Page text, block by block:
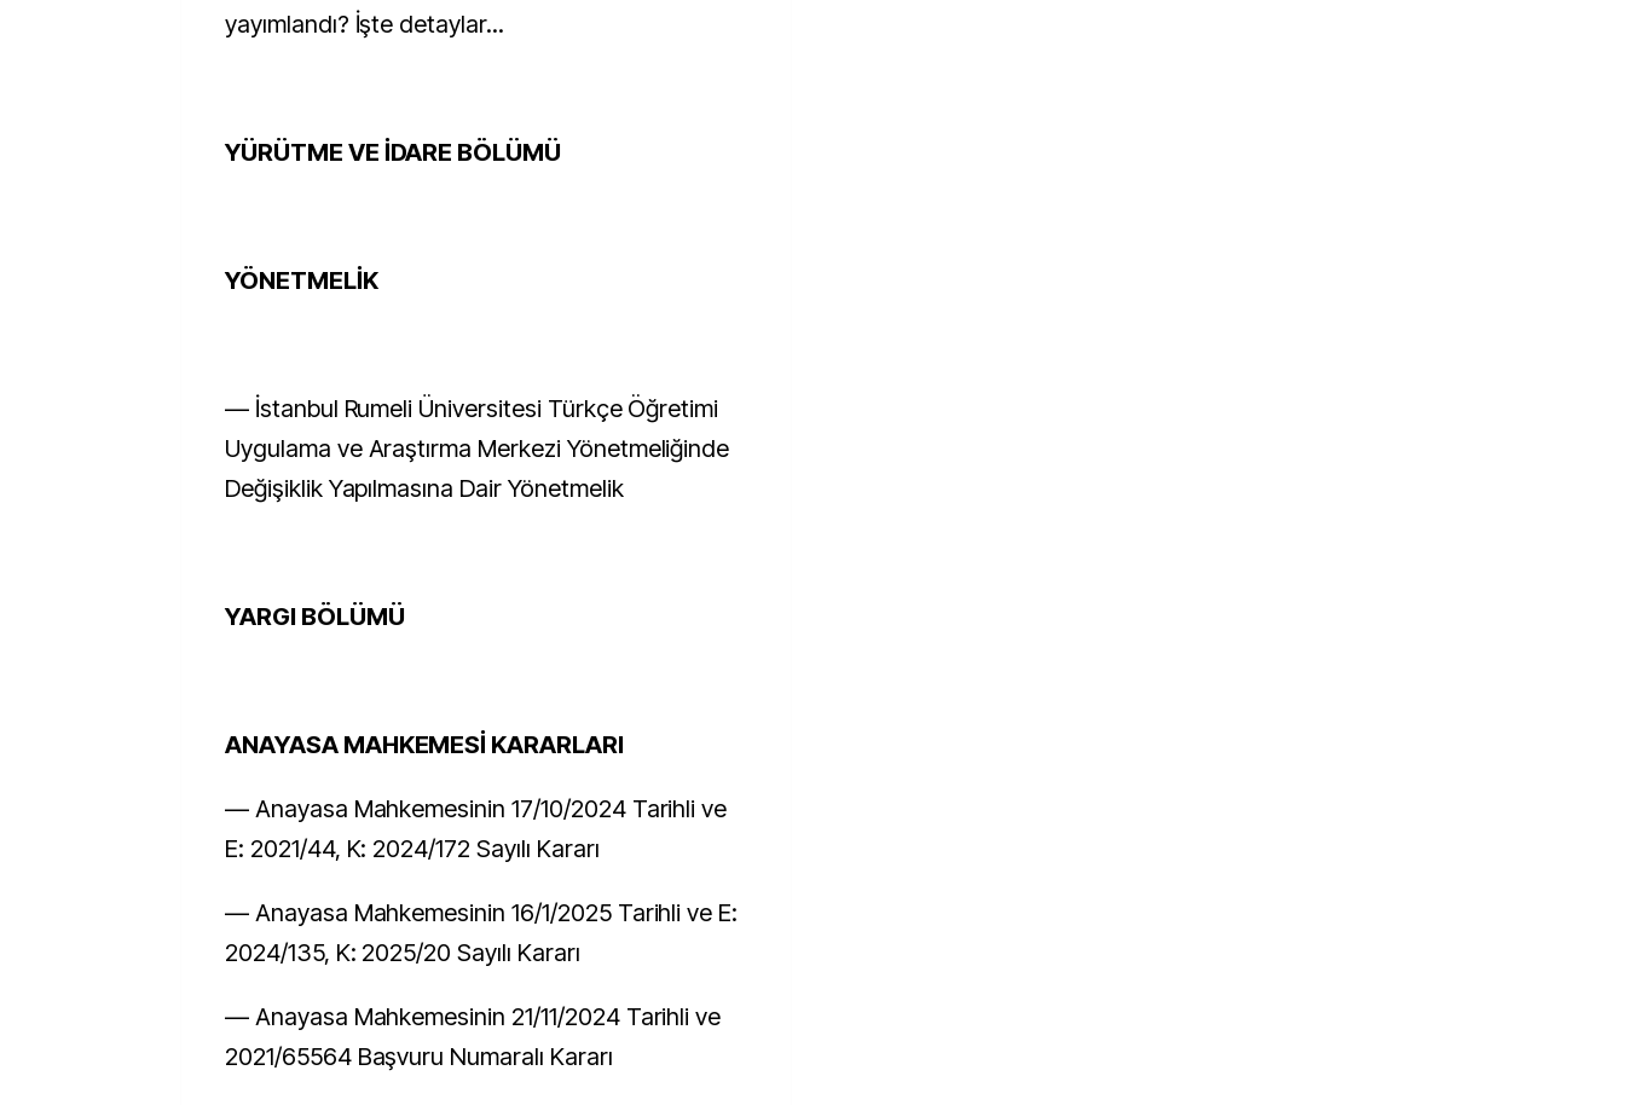
yayımlandı? İşte detaylar...
YÜRÜTME VE İDARE BÖLÜMÜ
YÖNETMELİK
–– İstanbul Rumeli Üniversitesi Türkçe Öğretimi
Uygulama ve Araştırma Merkezi Yönetmeliğinde
Değişiklik Yapılmasına Dair Yönetmelik
YARGI BÖLÜMÜ
ANAYASA MAHKEMESİ KARARLARI
–– Anayasa Mahkemesinin 17/10/2024 Tarihli ve
E: 2021/44, K: 2024/172 Sayılı Kararı
–– Anayasa Mahkemesinin 16/1/2025 Tarihli ve E:
2024/135, K: 2025/20 Sayılı Kararı
–– Anayasa Mahkemesinin 21/11/2024 Tarihli ve
2021/65564 Başvuru Numaralı Kararı